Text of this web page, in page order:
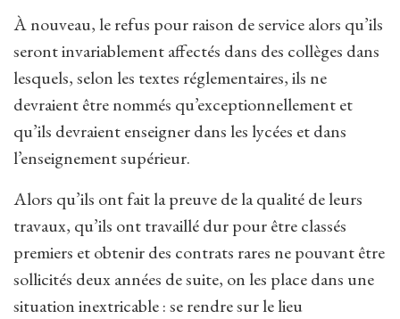
À nouveau, le refus pour raison de service alors qu’ils
seront invariablement affectés dans des collèges dans
lesquels, selon les textes réglementaires, ils ne
devraient être nommés qu’exceptionnellement et
qu’ils devraient enseigner dans les lycées et dans
l’enseignement supérieur.
Alors qu’ils ont fait la preuve de la qualité de leurs
travaux, qu’ils ont travaillé dur pour être classés
premiers et obtenir des contrats rares ne pouvant être
sollicités deux années de suite, on les place dans une
situation inextricable : se rendre sur le lieu